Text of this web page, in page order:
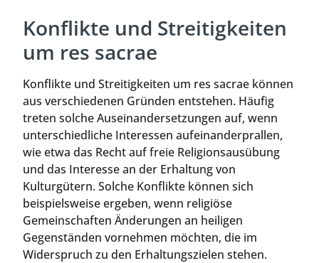
Konflikte und Streitigkeiten
um res sacrae
Konflikte und Streitigkeiten um res sacrae können
aus verschiedenen Gründen entstehen. Häufig
treten solche Auseinandersetzungen auf, wenn
unterschiedliche Interessen aufeinanderprallen,
wie etwa das Recht auf freie Religionsausübung
und das Interesse an der Erhaltung von
Kulturgütern. Solche Konflikte können sich
beispielsweise ergeben, wenn religiöse
Gemeinschaften Änderungen an heiligen
Gegenständen vornehmen möchten, die im
Widerspruch zu den Erhaltungszielen stehen.